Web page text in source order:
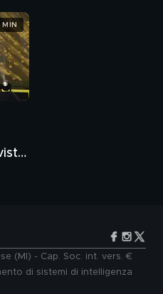
MIN
(MI) - Cap. Soc. int. vers. €
di sistemi di intelligenza